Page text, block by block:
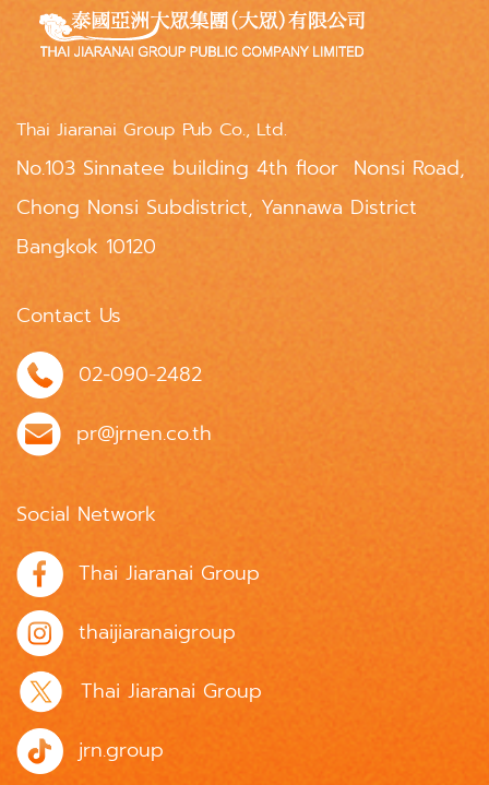
Thai Jiaranai Group Pub Co., Ltd.
No.103 Sinnatee building 4th floor Nonsi Road,
Chong Nonsi Subdistrict, Yannawa District
Bangkok 10120
Contact Us
02-090-2482
pr@jrnen.co.th
Social Network
Thai Jiaranai Group
thaijiaranaigroup
Thai Jiaranai Group
jrn.group